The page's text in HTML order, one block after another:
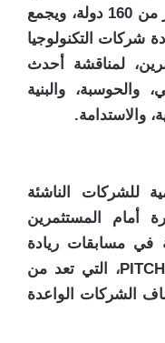
أكثر من 70 ألف مشارك من أكثر من 160 دولة، ويجمع
من قادة شركات التكنولوجيا
لمناقشة أحدث
والحوسبة، والبنية
والاستدامة.
للشركات الناشئة
أمام المستثمرين
في مسابقات ريادة
الأعمال العالمية، وفي مقدمتها PITCH، التي تعد من
الشركات الواعدة